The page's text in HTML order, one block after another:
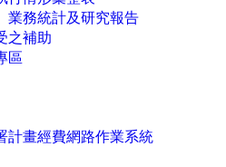
業務統計及研究報告
之補助
區
計畫經費網路作業系統